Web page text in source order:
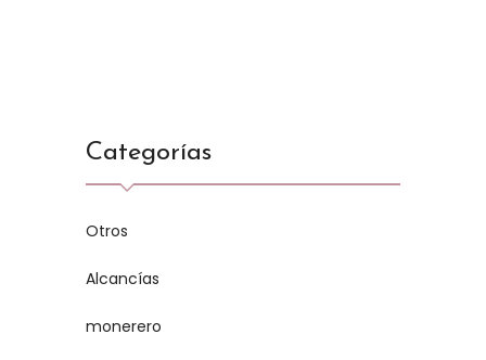
Categorías
Otros
Alcancías
monerero